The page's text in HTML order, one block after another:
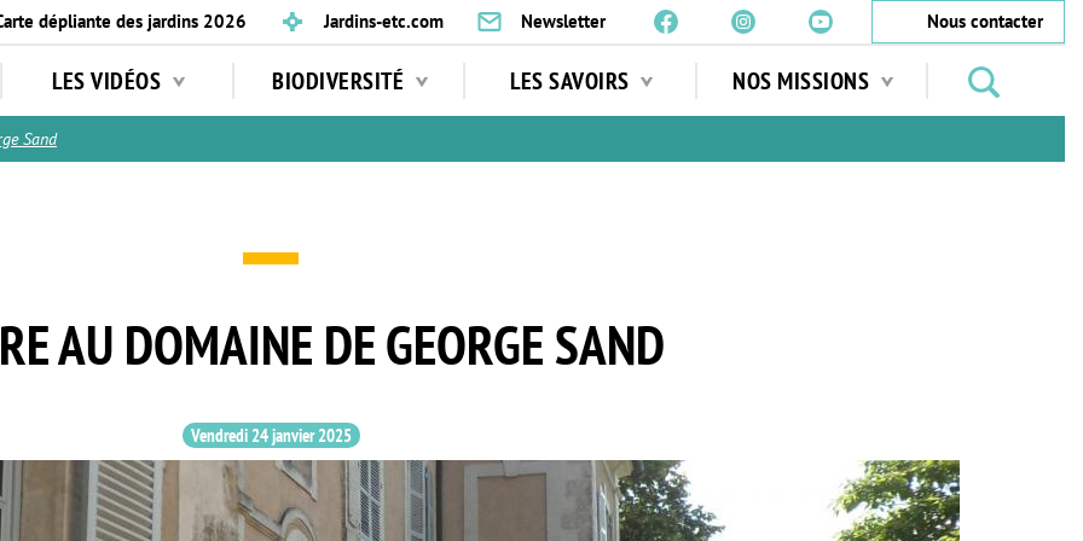
dépliante des jardins 2026 Jardins-etc.com Newsletter
Nous contacter
LES VIDÉOS BIODIVERSITÉ LES SAVOIRS NOS MISSIONS
jardins
Sand
AU DOMAINE DE GEORGE SAND
Vendredi 24 janvier 2025